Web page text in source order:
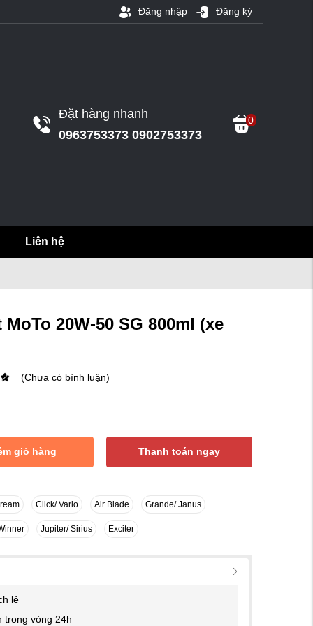
Đăng nhập Đăng ký
Đặt hàng nhanh
0963753373 0902753373
0
Liên hệ
20W-50 SG 800ml (xe
(Chưa có bình luận)
giỏ hàng Thanh toán ngay
Click/ Vario Air Blade Grande/ Janus
Jupiter/ Sirius Exciter
lẻ
trong vòng 24h